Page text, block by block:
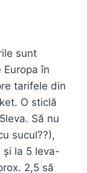
sunt
în
tarifele din
O sticlă
Să nu
sucul??),
și la 5 leva-
2,5 să